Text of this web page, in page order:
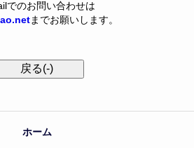
でのお問い合わせは
までお願いします。
ホーム